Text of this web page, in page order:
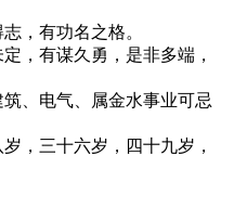
，有功名之格。
，有谋久勇，是非多端，
、电气、属金水事业可忌
，三十六岁，四十九岁，